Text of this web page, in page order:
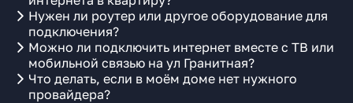
Нужен ли роутер или другое оборудование для
подключения?
Можно ли подключить интернет вместе с ТВ или
мобильной связью на ул Гранитная?
Что делать, если в моём доме нет нужного
провайдера?